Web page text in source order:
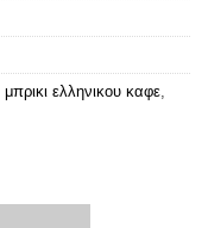
μπρικι ελληνικου καφε,